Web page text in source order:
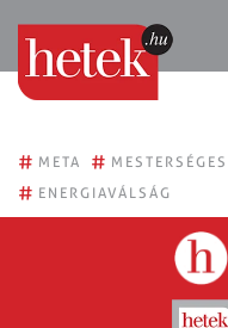
# META #
# ENERGIAVÁLSÁG